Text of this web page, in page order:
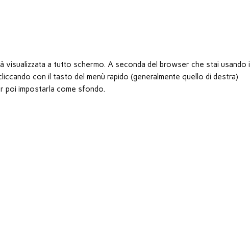
visualizzata a tutto schermo. A seconda del browser che stai usando i
con il tasto del menù rapido (generalmente quello di destra)
poi impostarla come sfondo.